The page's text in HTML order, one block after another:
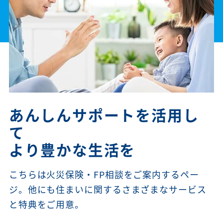
あんしんサポートを活用し
て
より豊かな生活を
こちらは火災保険・FP相談をご案内するペー
ジ。他にも住まいに関するさまざまなサービス
と特典をご用意。